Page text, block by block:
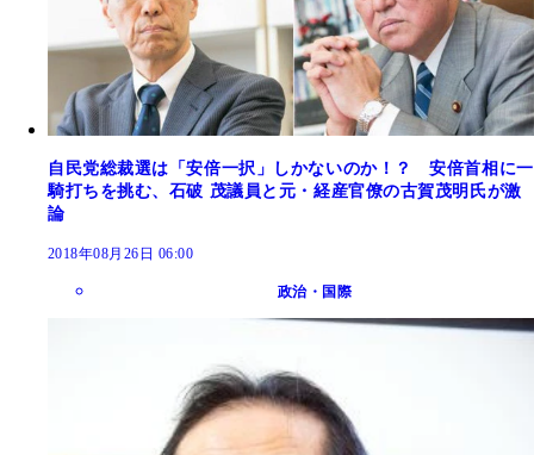
自民党総裁選は「安倍一択」しかないのか！？ 安倍首相に一
騎打ちを挑む、石破 茂議員と元・経産官僚の古賀茂明氏が激
論
2018年08月26日 06:00
政治・国際